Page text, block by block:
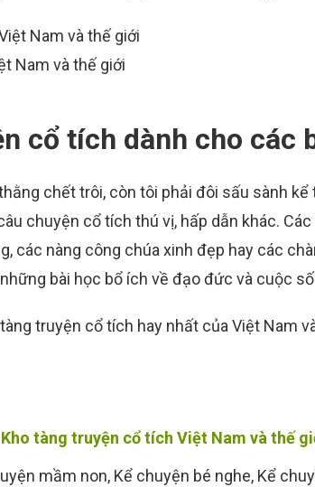
Nam và thế giới
cổ tích dành cho các
chết trôi, còn tôi phải đôi sấu sành
chuyện cổ tích thú vị, hấp dẫn khác.
các nàng công chúa xinh đẹp hay các
bài học bổ ích về đạo đức và cuộc
truyện cổ tích hay nhất của Việt Nam
Kho tàng truyện cổ tích Việt Nam và thế
mầm non, Kể chuyện bé nghe, Kể